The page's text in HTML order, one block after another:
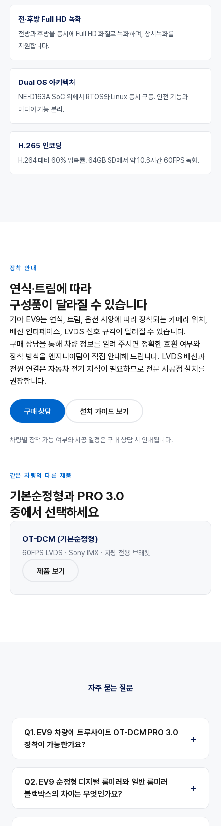
전·후방 Full HD 녹화
전방과 후방을 동시에 Full HD 화질로 녹화하며, 상시녹화를
지원합니다.
Dual OS 아키텍처
NE-D163A SoC 위에서 RTOS와 Linux 동시 구동. 안전 기능과
미디어 기능 분리.
H.265 인코딩
H.264 대비 60% 압축률. 64GB SD에서 약 10.6시간 60FPS 녹화.
장착 안내
연식·트림에 따라
구성품이 달라질 수 있습니다
기아 EV9는 연식, 트림, 옵션 사양에 따라 장착되는 카메라 위치,
배선 인터페이스, LVDS 신호 규격이 달라질 수 있습니다.
구매 상담을 통해 차량 정보를 알려 주시면 정확한 호환 여부와
장착 방식을 엔지니어팀이 직접 안내해 드립니다. LVDS 배선과
전원 연결은 자동차 전기 지식이 필요하므로 전문 시공점 설치를
권장합니다.
구매 상담 설치 가이드 보기
차량별 장착 가능 여부와 시공 일정은 구매 상담 시 안내됩니다.
같은 차량의 다른 제품
기본순정형과 PRO 3.0
중에서 선택하세요
OT-DCM (기본순정형)
60FPS LVDS · Sony IMX · 차량 전용 브래킷
제품 보기
자주 묻는 질문
Q1. EV9 차량에 트루사이트 OT-DCM PRO 3.0
장착이 가능한가요?
Q2. EV9 순정형 디지털 룸미러와 일반 룸미러
블랙박스의 차이는 무엇인가요?